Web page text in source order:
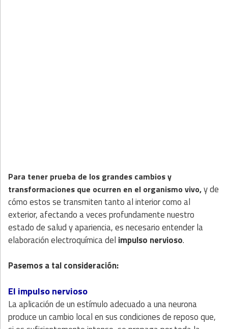
Para tener prueba de los grandes cambios y
transformaciones que ocurren en el organismo vivo,y de
cómo estos se transmiten tanto al interior como al
exterior, afectando a veces profundamente nuestro
estado de salud y apariencia, es necesario entender la
elaboración electroquímica del impulso nervioso.
Pasemos a tal consideración:
El impulso nervioso
La aplicación de un estímulo adecuado a una neurona
produce un cambio local en sus condiciones de reposo que,